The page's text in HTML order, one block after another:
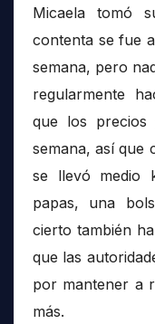
Micaela tomó
contenta se fue
semana, pero
regularmente
que los
semana, así que
se llevó medio
papas, una
cierto también
que las
por mantener a
más.